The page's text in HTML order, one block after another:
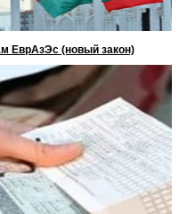
ЕврАзЭс (новый закон)